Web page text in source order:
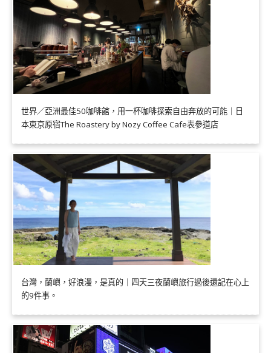
世界／亞洲最佳50咖啡館，用一杯咖啡探索自由奔放的可能｜日
本東京原宿The Roastery by Nozy Coffee Cafe表參道店
台灣，蘭嶼，好浪漫，是真的｜四天三夜蘭嶼旅行過後還記在心上
的9件事。